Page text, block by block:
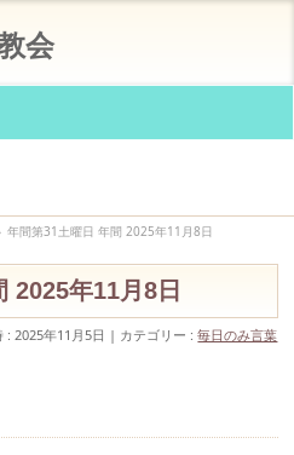
年間第31土曜日 年間 2025年11月8日
2025年11月8日
: 2025年11月5日 カテゴリー :毎日のみ言葉